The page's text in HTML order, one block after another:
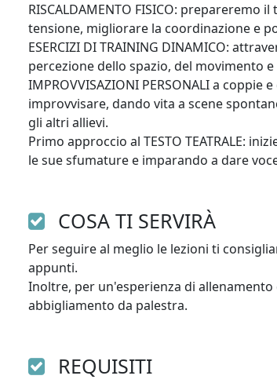
RISCALDAMENTO FISICO:
tensione, migliorare la coordinazione e
ESERCIZI DI TRAINING DINAMICO:
percezione dello spazio, del movimento
IMPROVVISAZIONI PERSONALI a
improvvisare, dando vita a scene
gli altri allievi.
Primo approccio al TESTO TEATRALE:
le sue sfumature e imparando a dare
COSA TI SERVIRÀ
Per seguire al meglio le lezioni ti
appunti.
Inoltre, per un'esperienza di
abbigliamento da palestra.
REQUISITI